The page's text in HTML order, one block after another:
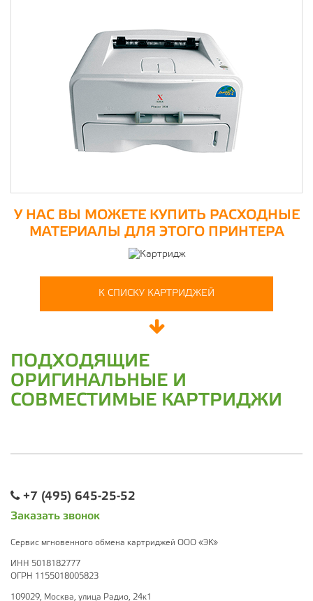
У НАС ВЫ МОЖЕТЕ КУПИТЬ РАСХОДНЫЕ
МАТЕРИАЛЫ ДЛЯ ЭТОГО ПРИНТЕРА
К СПИСКУ КАРТРИДЖЕЙ
ПОДХОДЯЩИЕ
ОРИГИНАЛЬНЫЕ И
СОВМЕСТИМЫЕ КАРТРИДЖИ
+7 (495) 645-25-52
Заказать звонок
Сервис мгновенного обмена картриджей ООО «ЭК»
ИНН 5018182777
ОГРН 1155018005823
109029, Москва, улица Радио, 24к1